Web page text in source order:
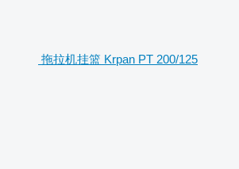
拖拉机挂篮 Krpan PT 200/125